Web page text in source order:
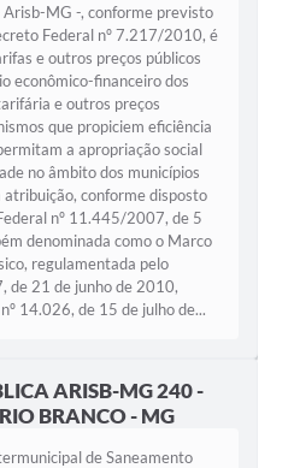
Arisb-MG -, conforme previsto
Federal nº 7.217/2010, é
e outros preços públicos
econômico-financeiro dos
e outros preços
que propiciem eficiência
a apropriação social
no âmbito dos municípios
atribuição, conforme disposto
nº 11.445/2007, de 5
denominada como o Marco
regulamentada pelo
de 21 de junho de 2010,
14.026, de 15 de julho de...
ARISB-MG 240 -
BRANCO - MG
de Saneamento